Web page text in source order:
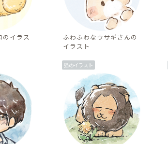
のイラス
ふわふわなウサギさんの
イラスト
猫のイラスト